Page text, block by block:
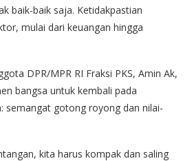
baik-baik saja. Ketidakpastian
mulai dari keuangan hingga
DPR/MPR RI Fraksi PKS, Amin Ak,
bangsa untuk kembali pada
semangat gotong royong dan nilai-
kita harus kompak dan saling